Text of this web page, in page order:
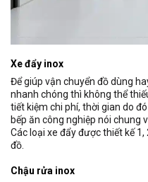
Xe đẩy inox
Để giúp vận chuyển đồ dùng
nhanh chóng thì không thể
tiết kiệm chi phí, thời gian do
bếp ăn công nghiệp nói chung
Các loại xe đẩy được thiết kế
đồ.
Chậu rửa inox